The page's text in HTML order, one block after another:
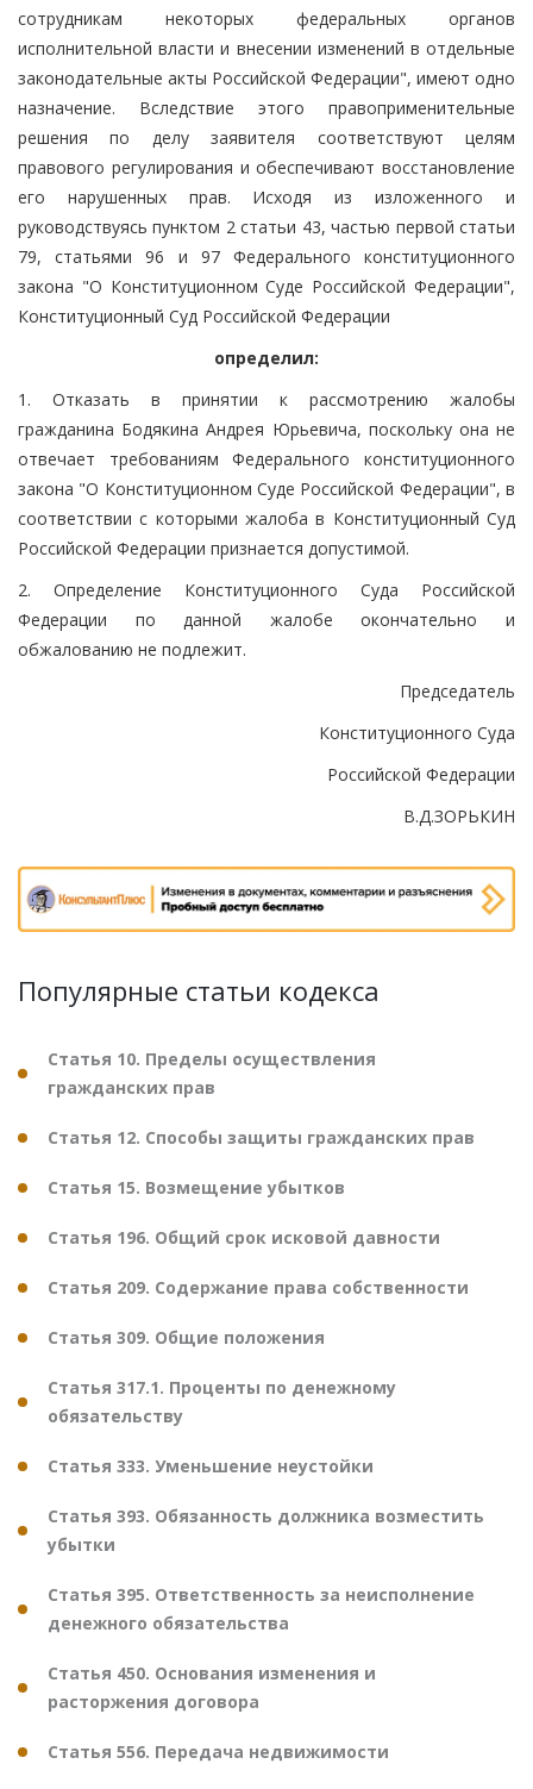
сотрудникам некоторых федеральных органов
исполнительной власти и внесении изменений в отдельные
законодательные акты Российской Федерации", имеют одно
назначение. Вследствие этого правоприменительные
решения по делу заявителя соответствуют целям
правового регулирования и обеспечивают восстановление
его нарушенных прав. Исходя из изложенного и
руководствуясь пунктом 2 статьи 43, частью первой статьи
79, статьями 96 и 97 Федерального конституционного
закона "О Конституционном Суде Российской Федерации",
Конституционный Суд Российской Федерации
определил:
1. Отказать в принятии к рассмотрению жалобы
гражданина Бодякина Андрея Юрьевича, поскольку она не
отвечает требованиям Федерального конституционного
закона "О Конституционном Суде Российской Федерации", в
соответствии с которыми жалоба в Конституционный Суд
Российской Федерации признается допустимой.
2. Определение Конституционного Суда Российской
Федерации по данной жалобе окончательно и
обжалованию не подлежит.
Председатель
Конституционного Суда
Российской Федерации
В.Д.ЗОРЬКИН
Популярные статьи кодекса
Статья 10. Пределы осуществления
гражданских прав
Статья 12. Способы защиты гражданских прав
Статья 15. Возмещение убытков
Статья 196. Общий срок исковой давности
Статья 209. Содержание права собственности
Статья 309. Общие положения
Статья 317.1. Проценты по денежному
обязательству
Статья 333. Уменьшение неустойки
Статья 393. Обязанность должника возместить
убытки
Статья 395. Ответственность за неисполнение
денежного обязательства
Статья 450. Основания изменения и
расторжения договора
Статья 556. Передача недвижимости